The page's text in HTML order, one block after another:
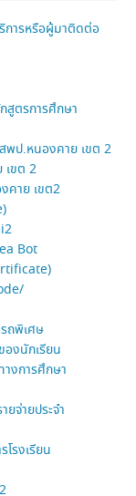
การหรือผู้มาติดต่อ
สูตรการศึกษา
พป.หนองคาย เขต 2
เขต 2
คาย เขต2
Bot
ถพิเศษ
องนักเรียน
งการศึกษา
จ่ายประจำ
รงเรียน